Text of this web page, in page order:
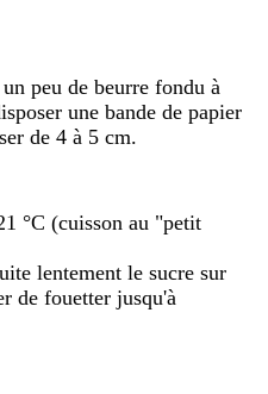
peu de beurre fondu à
une bande de papier
de 4 à 5 cm.
°C (cuisson au "petit
lentement le sucre sur
de fouetter jusqu'à